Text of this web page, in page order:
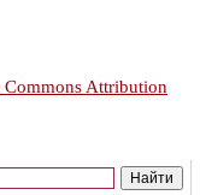
Commons Attribution